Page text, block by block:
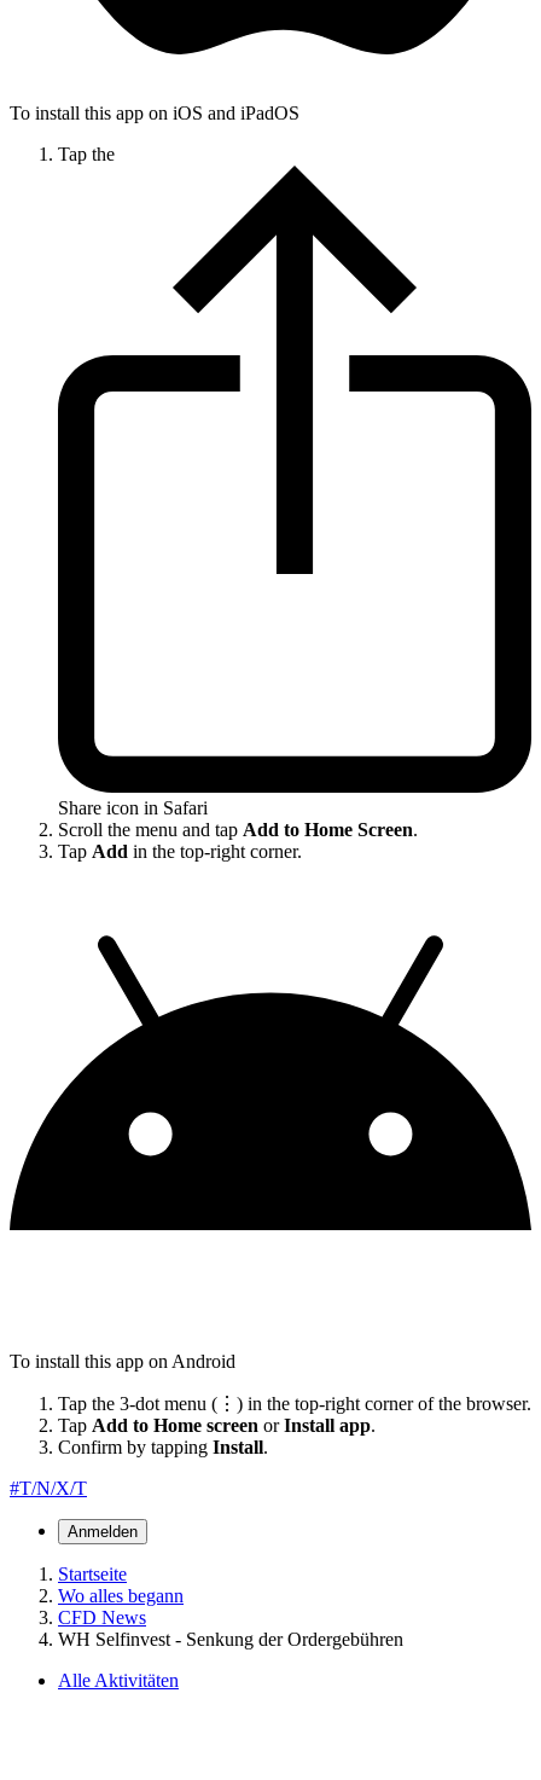
To install this app on iOS and iPadOS
Tap the
Share icon in Safari
Scroll the menu and tap Add to Home Screen.
Tap Add in the top-right corner.
To install this app on Android
Tap the 3-dot menu (⋮) in the top-right corner of the browser.
Tap Add to Home screen orInstall app.
Confirm by tapping Install.
#T/N/X/T
Anmelden
Startseite
Wo alles begann
CFD News
WH Selfinvest - Senkung der Ordergebühren
Alle Aktivitäten